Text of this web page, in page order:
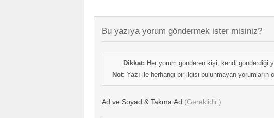
Bu yazıya yorum göndermek ister misiniz?
Dikkat: Her yorum gönderen kişi, kendi gönderdiği
Not: Yazı ile herhangi bir ilgisi bulunmayan yorumların
Ad ve Soyad & Takma Ad (Gereklidir.)